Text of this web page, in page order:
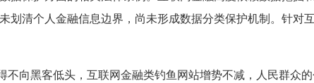
划清个人金融信息边界，尚未形成数据分类保护机制。针对互
向黑客低头，互联网金融类钓鱼网站增势不减，人民群众